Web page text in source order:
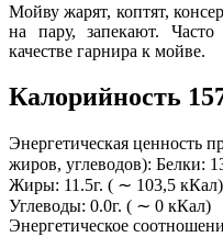
Мойву жарят, коптят,
на пару, запекают.
качестве гарнира к мойве.
Калорийность
Энергетическая ценность
жиров, углеводов): Белки:
Жиры: 11.5г. ( ∼ 103,5 кКал)
Углеводы: 0.0г. ( ∼ 0 кКал)
Энергетическое